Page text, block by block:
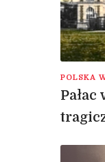
POLSKA